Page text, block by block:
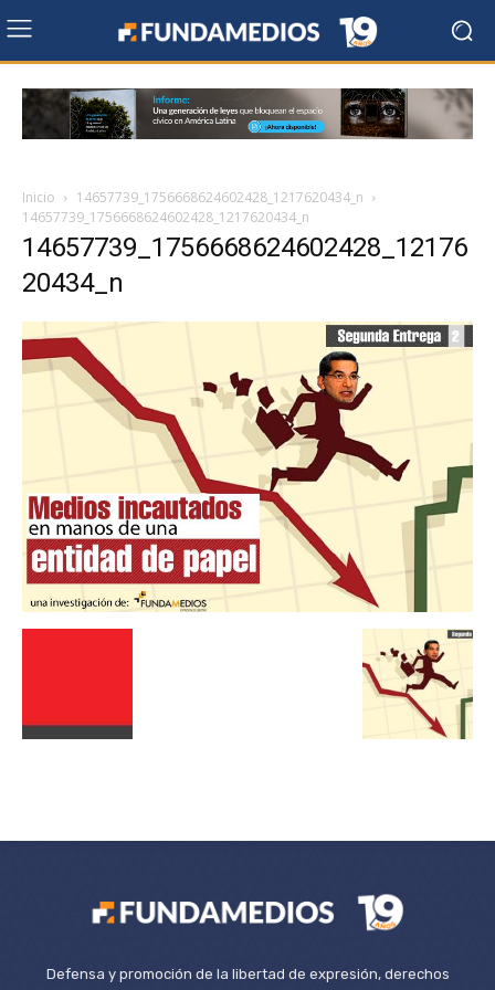
Inicio
14657739_1756668624602428_1217620434_n
14657739_1756668624602428_1217620434_n
14657739_1756668624602428_12176
20434_n
Defensa y promoción de la libertad de expresión, derechos